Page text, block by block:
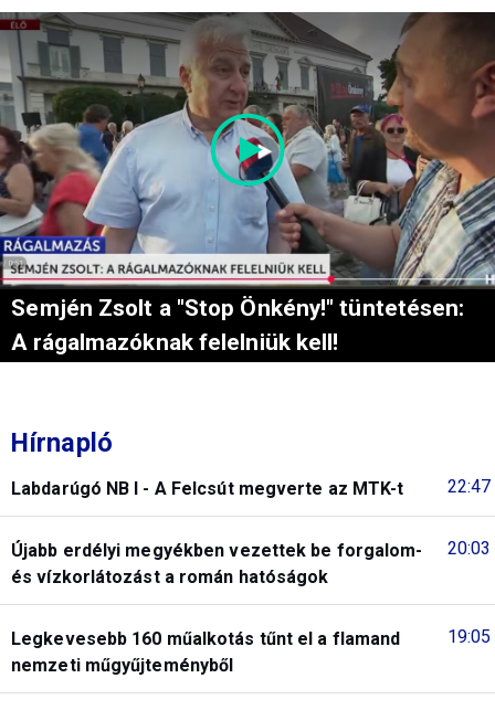
Semjén Zsolt a "Stop Önkény!" tüntetésen:
A rágalmazóknak felelniük kell!
Hírnapló
22:47
Labdarúgó NB I - A Felcsút megverte az MTK-t
20:03
Újabb erdélyi megyékben vezettek be forgalom-
és vízkorlátozást a román hatóságok
19:05
Legkevesebb 160 műalkotás tűnt el a flamand
nemzeti műgyűjteményből